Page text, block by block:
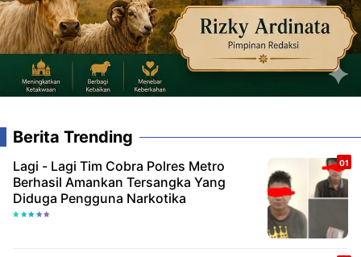
Berita Trending
Lagi - Lagi Tim Cobra Polres Metro
Berhasil Amankan Tersangka Yang
Diduga Pengguna Narkotika